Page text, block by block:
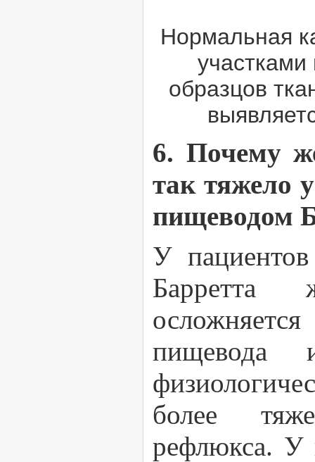
Нормальная
образцов
6. Почему
так тяжело
пищеводом
У
Барретта
пищевода
более
рефлюкса. У